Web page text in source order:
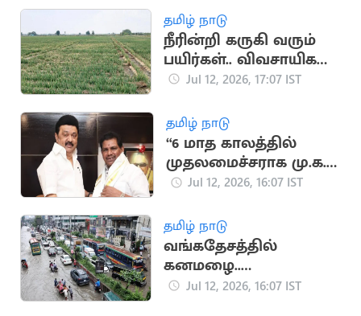
தமிழ் நாடு
நீரின்றி கருகி வரும்
பயிர்கள்.. விவசாயிகள்
வேதனை
Jul 12, 2026, 17:07 IST
தமிழ் நாடு
“6 மாத காலத்தில்
முதலமைச்சராக மு.க.
ஸ்டாலின் வருவார்”..
ராதாகிருஷ்ணன்
Jul 12, 2026, 16:07 IST
தமிழ் நாடு
வங்கதேசத்தில்
கனமழை..
வெள்ளத்தில் சிக்கி 44
Jul 12, 2026, 16:07 IST